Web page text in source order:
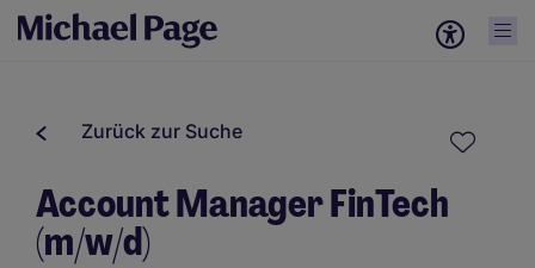
Zurück zur Suche
Account Manager FinTech
(m/w/d)